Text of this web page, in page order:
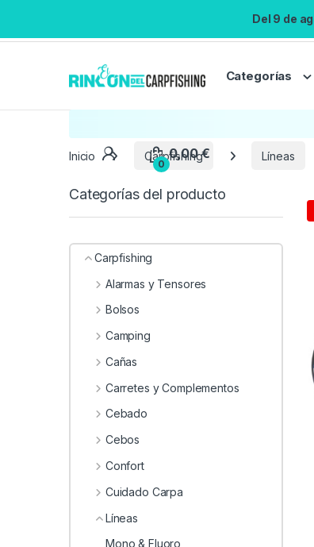
Del 9 de
Categorías
Inicio Carpfishing Líneas
Categorías del producto
Carpfishing
Alarmas y Tensores
Bolsos
Camping
Cañas
Carretes y Complementos
Cebado
Cebos
Confort
Cuidado Carpa
Líneas
Mono & Fluoro